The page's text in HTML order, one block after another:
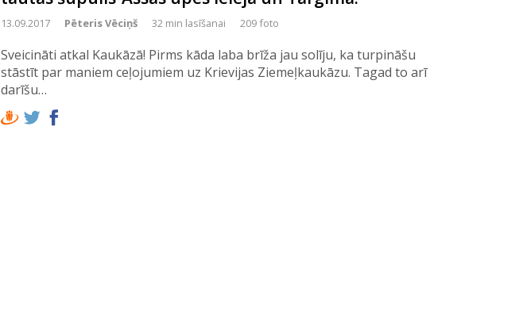
1000 torņu un leģendu zeme Ingušija 1. daļa: Ingušu
tautas šūpulis-Assas upes ieleja un Targima.
13.09.2017 Pēteris Vēciņš 32 min lasīšanai 209 foto
Sveicināti atkal Kaukāzā! Pirms kāda laba brīža jau solīju, ka turpināšu
stāstīt par maniem ceļojumiem uz Krievijas Ziemeļkaukāzu. Tagad to arī
darīšu…